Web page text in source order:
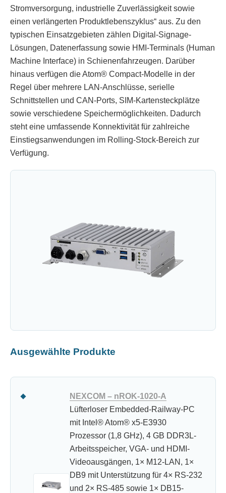
Stromversorgung, industrielle Zuverlässigkeit sowie
einen verlängerten Produktlebenszyklus“ aus. Zu den
typischen Einsatzgebieten zählen Digital-Signage-
Lösungen, Datenerfassung sowie HMI-Terminals (Human
Machine Interface) in Schienenfahrzeugen. Darüber
hinaus verfügen die Atom® Compact-Modelle in der
Regel über mehrere LAN-Anschlüsse, serielle
Schnittstellen und CAN-Ports, SIM-Kartensteckplätze
sowie verschiedene Speichermöglichkeiten. Dadurch
steht eine umfassende Konnektivität für zahlreiche
Einstiegsanwendungen im Rolling-Stock-Bereich zur
Verfügung.
Ausgewählte Produkte
NEXCOM – nROK-1020-A
Lüfterloser Embedded-Railway-PC
mit Intel® Atom® x5-E3930
Prozessor (1,8 GHz), 4 GB DDR3L-
Arbeitsspeicher, VGA- und HDMI-
Videoausgängen, 1× M12-LAN, 1×
DB9 mit Unterstützung für 4× RS-232
und 2× RS-485 sowie 1× DB15-